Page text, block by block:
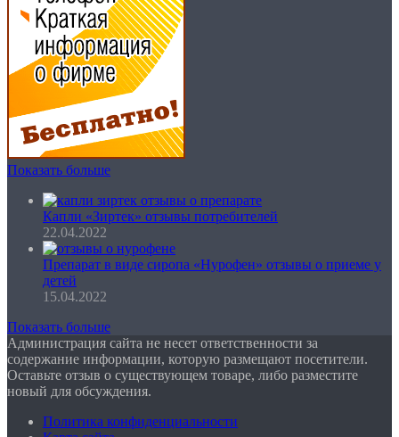
Показать больше
Капли «Зиртек» отзывы потребителей
22.04.2022
Препарат в виде сиропа «Нурофен» отзывы о приеме у
детей
15.04.2022
Показать больше
Администрация сайта не несет ответственности за
содержание информации, которую размещают посетители.
Оставьте отзыв о существующем товаре, либо разместите
новый для обсуждения.
Политика конфиденциальности